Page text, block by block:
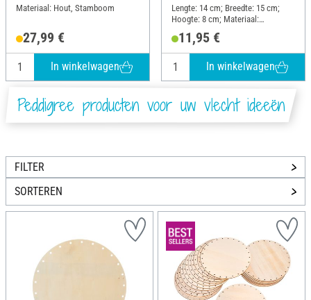
Materiaal: Hout, Stamboom
27,99 €
In winkelwagen
Lengte: 14 cm; Breedte: 15 cm;
Hoogte: 8 cm; Materiaal:
11,95 €
In winkelwagen
Peddigree producten voor uw vlecht ideeën
FILTER
SORTEREN